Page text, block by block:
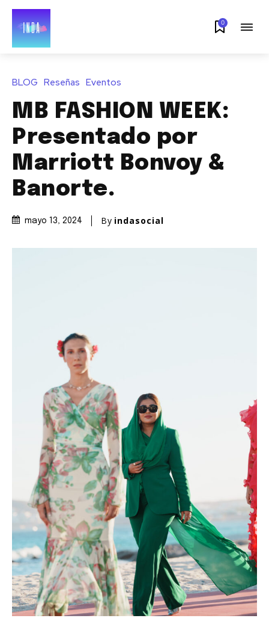
0
BLOG Reseñas Eventos
MB FASHION WEEK: ​
Presentado por
Marriott Bonvoy &
Banorte.
mayo 13, 2024 By indasocial